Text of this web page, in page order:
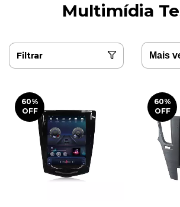
Multimídia
Filtrar
60%
OFF
60%
OFF